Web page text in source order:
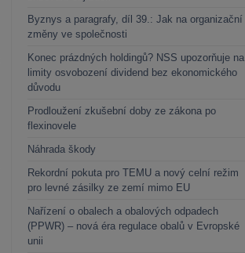
Byznys a paragrafy, díl 39.: Jak na organizační
změny ve společnosti
Konec prázdných holdingů? NSS upozorňuje na
limity osvobození dividend bez ekonomického
důvodu
Prodloužení zkušební doby ze zákona po
flexinovele
Náhrada škody
Rekordní pokuta pro TEMU a nový celní režim
pro levné zásilky ze zemí mimo EU
Nařízení o obalech a obalových odpadech
(PPWR) – nová éra regulace obalů v Evropské
unii